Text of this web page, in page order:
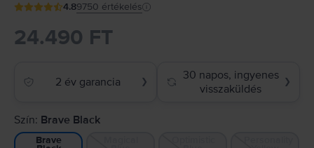
4.89750 értékelés
24.490 FT
2 év garancia ❯
30 napos, ingyenes
visszaküldés
❯
Szín: Brave Black
Brave